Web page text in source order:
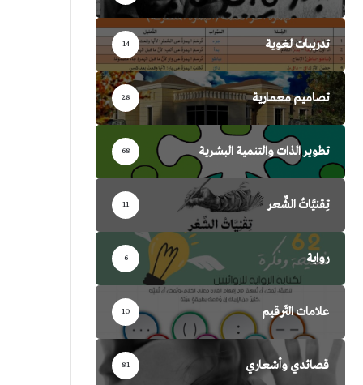
تدريبات لغوية 14
تصاميم معمارية 28
تطوير الذات والتنمية البشرية 68
تِقنيَّاتُ الشِّعر 11
رواية 6
علامات التّرقيم 10
قصائدي وأشعاري 81